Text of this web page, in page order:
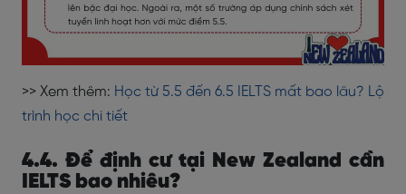
>> Xem thêm: Học từ 5.5 đến 6.5 IELTS mất bao lâu? Lộ
trình học chi tiết
4.4. Để định cư tại New Zealand cần
IELTS bao nhiêu?